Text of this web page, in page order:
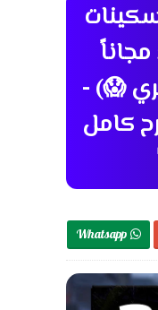
مجاناً
😱) -
7 (شرح كامل
Whatsapp 